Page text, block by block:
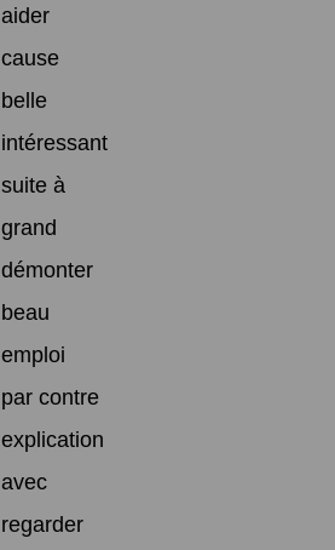
aider
cause
belle
intéressant
suite à
grand
démonter
beau
emploi
par contre
explication
avec
regarder